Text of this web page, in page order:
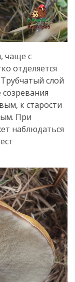
чаще с
отделяется
слой
к старости
При
наблюдаться